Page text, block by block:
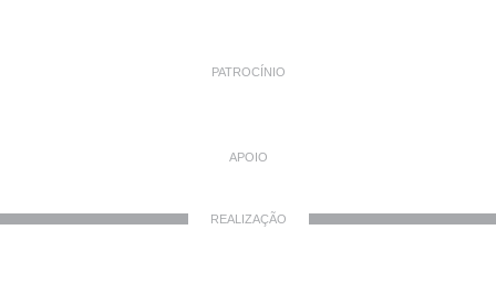
PATROCÍNIO
APOIO
REALIZAÇÃO